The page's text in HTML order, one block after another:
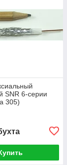
SNR 6-серии
305)